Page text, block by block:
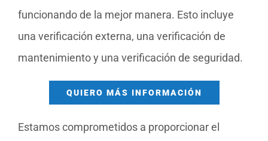
funcionando de la mejor manera. Esto incluye
una verificación externa, una verificación de
mantenimiento y una verificación de seguridad.
QUIERO MÁS INFORMACIÓN
Estamos comprometidos a proporcionar el